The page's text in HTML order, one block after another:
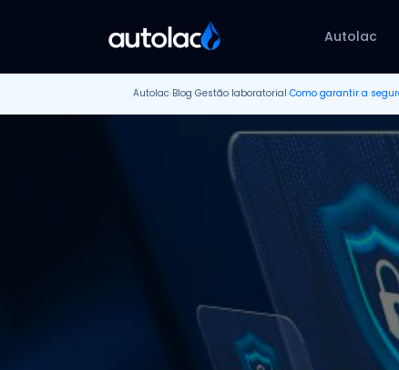
Autolac
Autolac›Blog›Gestão laboratorial›